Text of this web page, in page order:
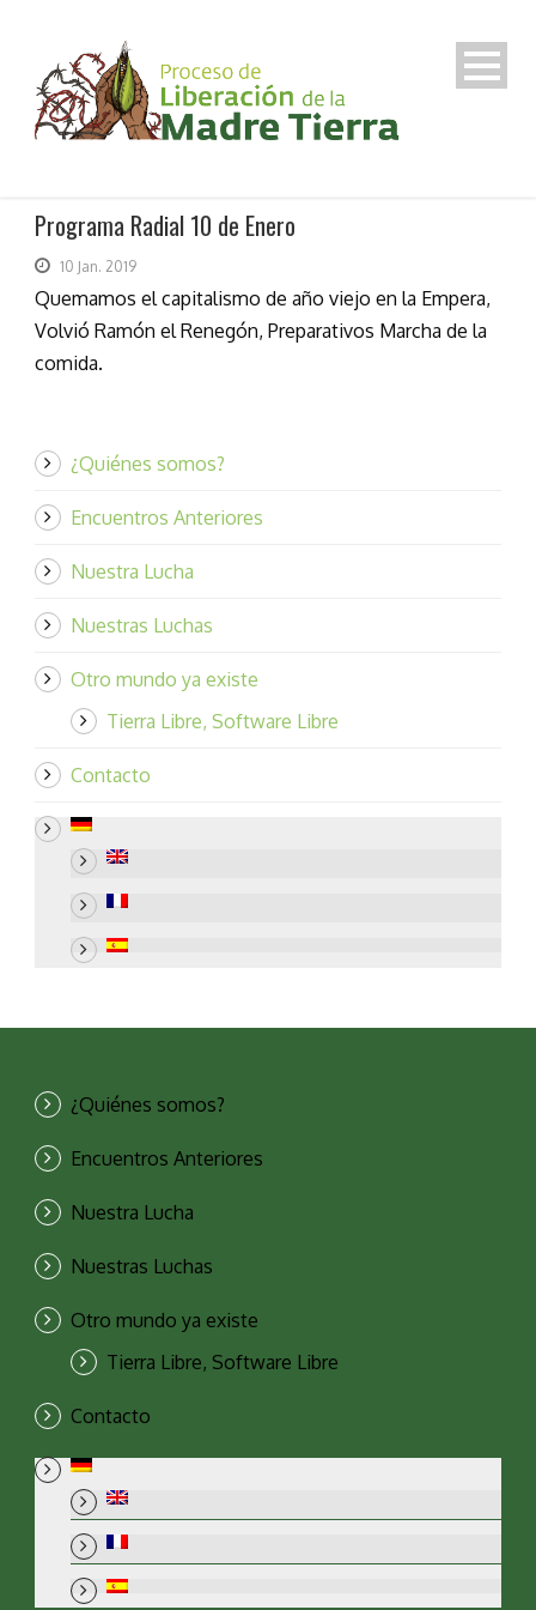
Programa Radial 10 de Enero
10 Jan. 2019
Quemamos el capitalismo de año viejo en la Empera,
Volvió Ramón el Renegón, Preparativos Marcha de la
comida.
¿Quiénes somos?
Encuentros Anteriores
Nuestra Lucha
Nuestras Luchas
Otro mundo ya existe
Tierra Libre, Software Libre
Contacto
¿Quiénes somos?
Encuentros Anteriores
Nuestra Lucha
Nuestras Luchas
Otro mundo ya existe
Tierra Libre, Software Libre
Contacto